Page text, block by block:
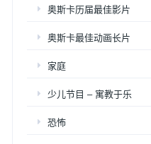
奥斯卡历届最佳影片
奥斯卡最佳动画长片
家庭
少儿节目 – 寓教于乐
恐怖